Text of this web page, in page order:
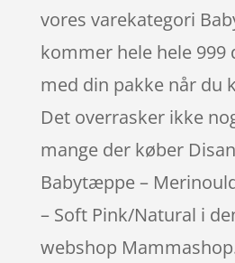
vores varekategori
kommer hele hele 999
med din pakke når du
Det overrasker ikke
mange der køber
Babytæppe –
– Soft Pink/Natural i
webshop